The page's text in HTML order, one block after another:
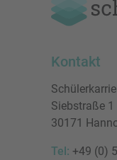
Kontakt
Siebstraße 1
30171
Tel: +49 (0)